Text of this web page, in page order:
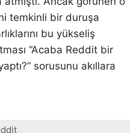
temkinli bir duruşa
bu yükseliş
“Acaba Reddit bir
sorusunu akıllara